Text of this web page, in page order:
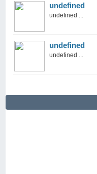
undefined
undefined ...
undefined
undefined ...